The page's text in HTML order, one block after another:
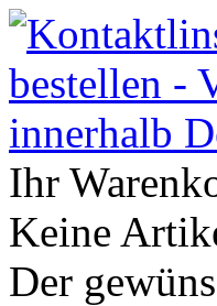
Ihr
Keine
Der